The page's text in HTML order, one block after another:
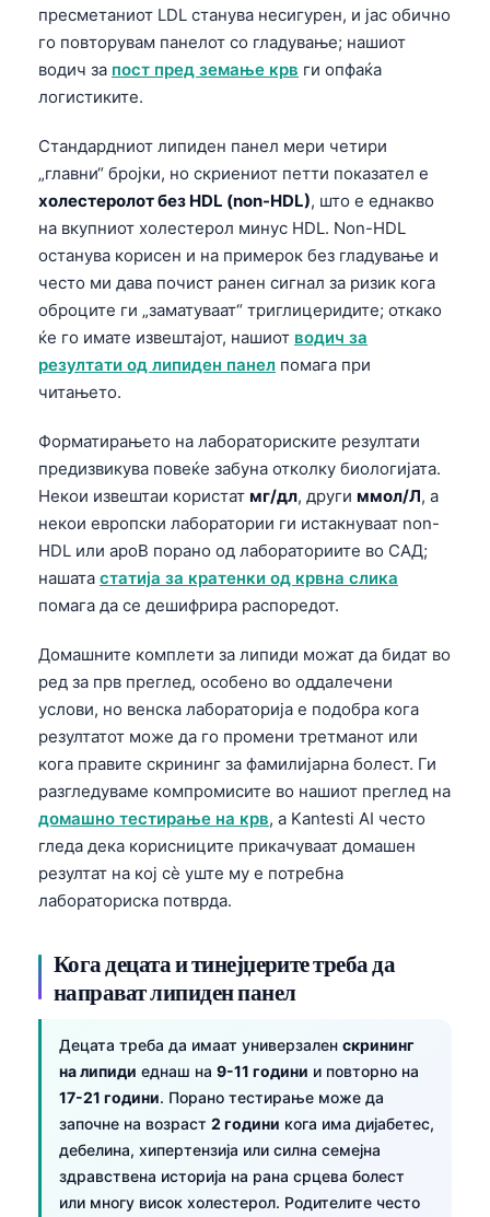
пресметаниот LDL станува несигурен, и јас обично
го повторувам панелот со гладување; нашиот
водич за пост пред земање крв ги опфаќа
логистиките.
Стандардниот липиден панел мери четири
„главни“ бројки, но скриениот петти показател е
холестеролот без HDL (non-HDL), што е еднакво
на вкупниот холестерол минус HDL. Non-HDL
останува корисен и на примерок без гладување и
често ми дава почист ранен сигнал за ризик кога
оброците ги „заматуваат“ триглицеридите; откако
ќе го имате извештајот, нашиот водич за
резултати од липиден панел помага при
читањето.
Форматирањето на лабораториските резултати
предизвикува повеќе забуна отколку биологијата.
Некои извештаи користат мг/дл, други ммол/Л, а
некои европски лаборатории ги истакнуваат non-
HDL или apoB порано од лабораториите во САД;
нашата статија за кратенки од крвна слика
помага да се дешифрира распоредот.
Домашните комплети за липиди можат да бидат во
ред за прв преглед, особено во оддалечени
услови, но венска лабораторија е подобра кога
резултатот може да го промени третманот или
кога правите скрининг за фамилијарна болест. Ги
разгледуваме компромисите во нашиот преглед на
домашно тестирање на крв, а Kantesti AI често
гледа дека корисниците прикачуваат домашен
резултат на кој сè уште му е потребна
лабораториска потврда.
Кога децата и тинејџерите треба да
направат липиден панел
Децата треба да имаат универзален скрининг
на липиди еднаш на 9-11 години и повторно на
17-21 години. Порано тестирање може да
започне на возраст 2 години кога има дијабетес,
дебелина, хипертензија или силна семејна
здравствена историја на рана срцева болест
или многу висок холестерол. Родителите често